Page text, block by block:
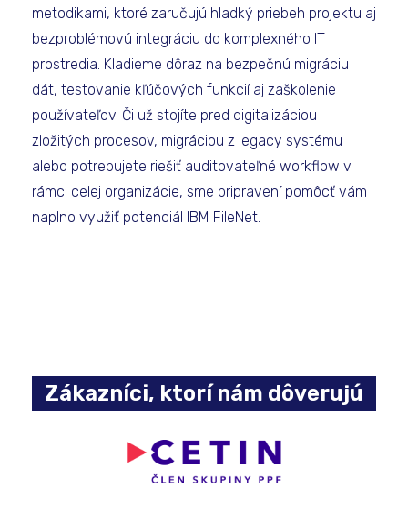
metodikami, ktoré zaručujú hladký priebeh projektu aj
bezproblémovú integráciu do komplexného IT
prostredia. Kladieme dôraz na bezpečnú migráciu
dát, testovanie kľúčových funkcií aj zaškolenie
používateľov. Či už stojíte pred digitalizáciou
zložitých procesov, migráciou z legacy systému
alebo potrebujete riešiť auditovateľné workflow v
rámci celej organizácie, sme pripravení pomôcť vám
naplno využiť potenciál IBM FileNet.
Zákazníci, ktorí nám dôverujú